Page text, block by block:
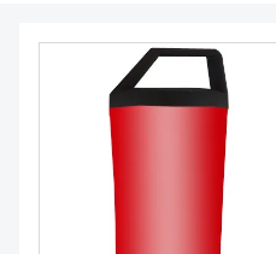
ПРОДУКТЫ
НОВОСТИ